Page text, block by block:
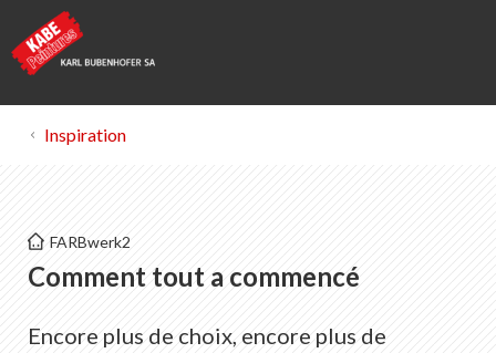
Histoire
Liste des favoris 0
Inspiration
FARBwerk2
Comment tout a commencé
Encore plus de choix, encore plus de